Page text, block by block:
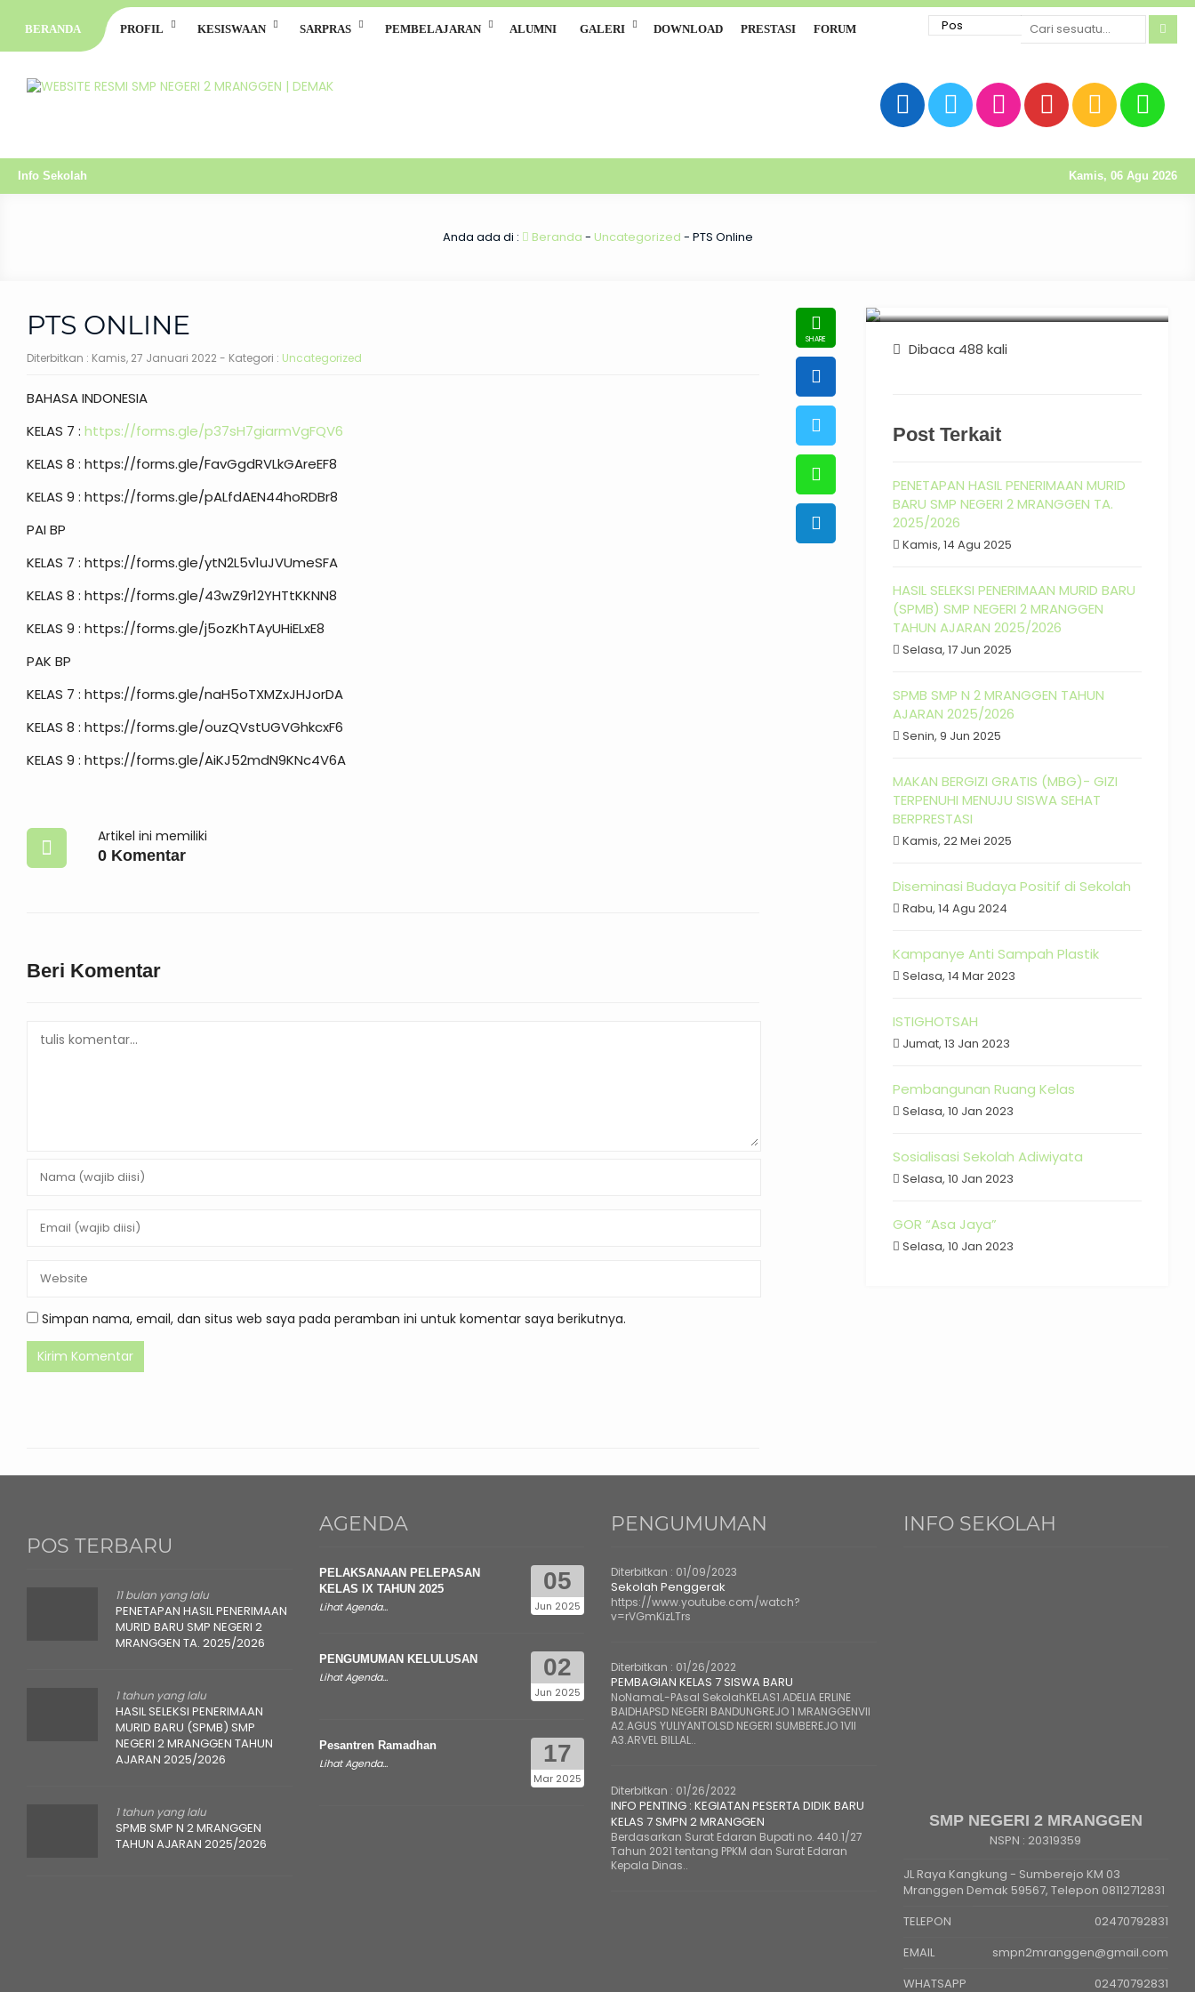
BERANDA PROFIL KESISWAAN SARPRAS PEMBELAJARAN ALUMNI GALERI DOWNLOAD PRESTASI FORUM
Info Sekolah Kamis, 06 Agu 2026
Anda ada di : Beranda - Uncategorized - PTS Online
PTS ONLINE
Diterbitkan : Kamis, 27 Januari 2022- Kategori : Uncategorized
BAHASA INDONESIA
KELAS 7 : https://forms.gle/p37sH7giarmVgFQV6
KELAS 8 : https://forms.gle/FavGgdRVLkGAreEF8
KELAS 9 : https://forms.gle/pALfdAEN44hoRDBr8
PAI BP
KELAS 7 : https://forms.gle/ytN2L5v1uJVUmeSFA
KELAS 8 : https://forms.gle/43wZ9r12YHTtKKNN8
KELAS 9 : https://forms.gle/j5ozKhTAyUHiELxE8
PAK BP
KELAS 7 : https://forms.gle/naH5oTXMZxJHJorDA
KELAS 8 : https://forms.gle/ouzQVstUGVGhkcxF6
KELAS 9 : https://forms.gle/AiKJ52mdN9KNc4V6A
Artikel ini memiliki
0 Komentar
Beri Komentar
Simpan nama, email, dan situs web saya pada peramban ini untuk komentar saya berikutnya.
Dibaca 488 kali
Post Terkait
PENETAPAN HASIL PENERIMAAN MURID
BARU SMP NEGERI 2 MRANGGEN TA.
2025/2026
Kamis, 14 Agu 2025
HASIL SELEKSI PENERIMAAN MURID BARU
(SPMB) SMP NEGERI 2 MRANGGEN
TAHUN AJARAN 2025/2026
Selasa, 17 Jun 2025
SPMB SMP N 2 MRANGGEN TAHUN
AJARAN 2025/2026
Senin, 9 Jun 2025
MAKAN BERGIZI GRATIS (MBG)- GIZI
TERPENUHI MENUJU SISWA SEHAT
BERPRESTASI
Kamis, 22 Mei 2025
Diseminasi Budaya Positif di Sekolah
Rabu, 14 Agu 2024
Kampanye Anti Sampah Plastik
Selasa, 14 Mar 2023
ISTIGHOTSAH
Jumat, 13 Jan 2023
Pembangunan Ruang Kelas
Selasa, 10 Jan 2023
Sosialisasi Sekolah Adiwiyata
Selasa, 10 Jan 2023
GOR “Asa Jaya”
Selasa, 10 Jan 2023
POS TERBARU
11 bulan yang lalu
PENETAPAN HASIL PENERIMAAN
MURID BARU SMP NEGERI 2
MRANGGEN TA. 2025/2026
1 tahun yang lalu
HASIL SELEKSI PENERIMAAN
MURID BARU (SPMB) SMP
NEGERI 2 MRANGGEN TAHUN
AJARAN 2025/2026
1 tahun yang lalu
SPMB SMP N 2 MRANGGEN
TAHUN AJARAN 2025/2026
AGENDA
05
Jun 2025
PELAKSANAAN PELEPASAN
KELAS IX TAHUN 2025
Lihat Agenda...
02
Jun 2025
PENGUMUMAN KELULUSAN
Lihat Agenda...
17
Mar 2025
Pesantren Ramadhan
Lihat Agenda...
PENGUMUMAN
Diterbitkan : 01/09/2023
Sekolah Penggerak
https://www.youtube.com/watch?
v=rVGmKizLTrs
Diterbitkan : 01/26/2022
PEMBAGIAN KELAS 7 SISWA BARU
NoNamaL-PAsal SekolahKELAS1.ADELIA ERLINE
BAIDHAPSD NEGERI BANDUNGREJO 1 MRANGGENVII
A2.AGUS YULIYANTOLSD NEGERI SUMBEREJO 1VII
A3.ARVEL BILLAL..
Diterbitkan : 01/26/2022
INFO PENTING : KEGIATAN PESERTA DIDIK BARU
KELAS 7 SMPN 2 MRANGGEN
Berdasarkan Surat Edaran Bupati no. 440.1/27
Tahun 2021 tentang PPKM dan Surat Edaran
Kepala Dinas..
INFO SEKOLAH
SMP NEGERI 2 MRANGGEN
NSPN : 20319359
JL Raya Kangkung - Sumberejo KM 03
Mranggen Demak 59567, Telepon 08112712831
TELEPON
02470792831
EMAIL
smpn2mranggen@gmail.com
WHATSAPP
02470792831